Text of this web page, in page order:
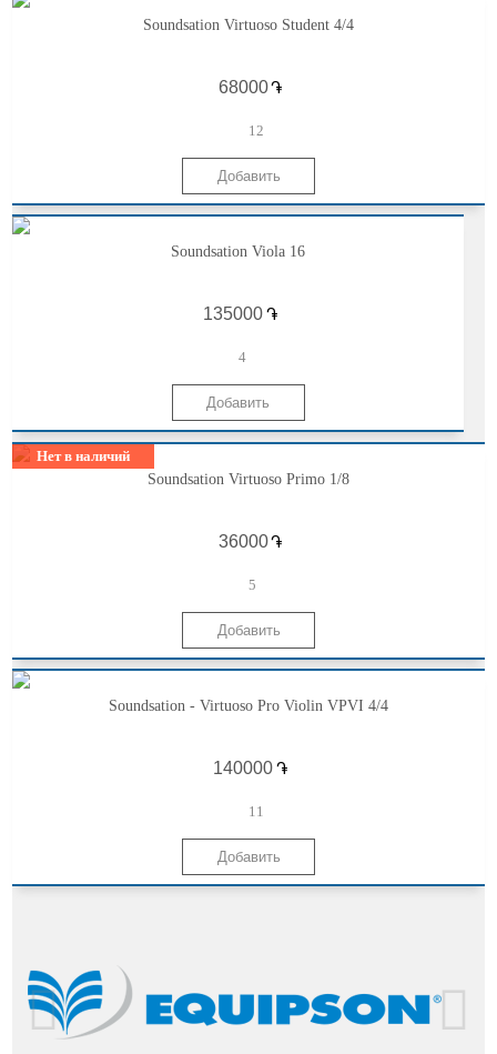
Soundsation Virtuoso Student 4/4
֏
12
Soundsation Viola 16
֏
4
Нет в наличий
Soundsation Virtuoso Primo 1/8
֏
5
Soundsation - Virtuoso Pro Violin VPVI 4/4
֏
11